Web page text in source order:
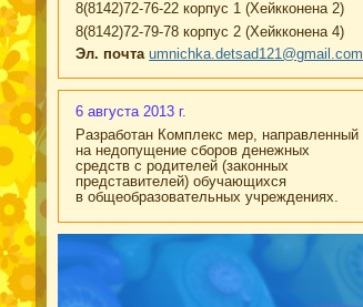
8(8142)72-76-22 корпус 1 (Хейкконена 2)
8(8142)72-79-78 корпус 2 (Хейкконена 4)
Эл. почта umnichka.detsad121@gmail.com
6 августа 2013 г.
Разработан Комплекс мер, направленный
на недопущение сборов денежных
средств с родителей (законных
представителей) обучающихся
в общеобразовательных учреждениях.